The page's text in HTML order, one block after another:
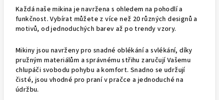
Každá naše mikina je navržena s ohledem na pohodlí a
funkčnost. Vybírat můžete z více než 20 různých designů a
motivů, od jednoduchých barev až po trendy vzory.
Mikiny jsou navrženy pro snadné oblékání a svlékání, díky
pružným materiálům a správnému střihu zaručují Vašemu
chlupáči svobodu pohybu a komfort. Snadno se udržují
čisté, jsou vhodné pro praní v pračce a jednoduché na
údržbu.